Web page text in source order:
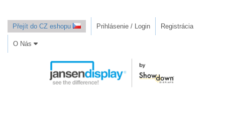
Přejít do CZ eshopu Prihlásenie / Login Registrácia
O Nás